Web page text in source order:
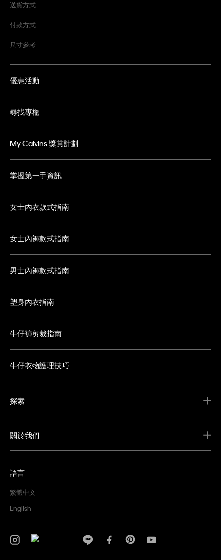
送貨方式
付款方式
尺寸參考
優惠活動
尋找專櫃
My Calvins 獎賞計劃
掌握第一手資訊
女士內衣款式指南
女士內褲款式指南
男士內褲款式指南
塑身內衣指南
牛仔褲剪裁指南
牛仔衣物護理技巧
探索
關於我們
語言
繁體中文
English